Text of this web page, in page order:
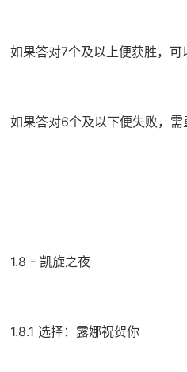
如果答对7个及以上便获胜，可
如果答对6个及以下便失败，
1.8 - 凯旋之夜
1.8.1 选择：露娜祝贺你